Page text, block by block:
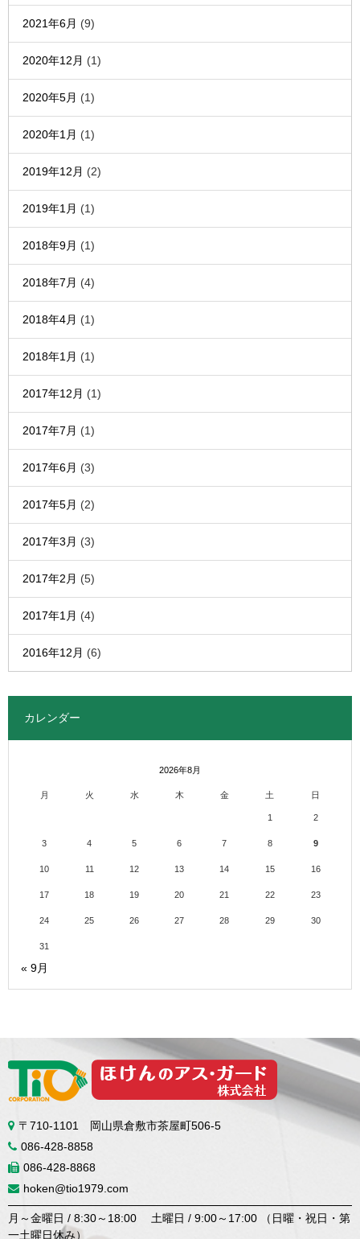
2021年6月 (9)
2020年12月 (1)
2020年5月 (1)
2020年1月 (1)
2019年12月 (2)
2019年1月 (1)
2018年9月 (1)
2018年7月 (4)
2018年4月 (1)
2018年1月 (1)
2017年12月 (1)
2017年7月 (1)
2017年6月 (3)
2017年5月 (2)
2017年3月 (3)
2017年2月 (5)
2017年1月 (4)
2016年12月 (6)
カレンダー
2026年8月
月 火 水 木 金 土 日
1 2
3 4 5 6 7 8 9
10 11 12 13 14 15 16
17 18 19 20 21 22 23
24 25 26 27 28 29 30
31
« 9月
〒710-1101 岡山県倉敷市茶屋町506-5
086-428-8858
086-428-8868
hoken@tio1979.com
月～金曜日 / 8:30～18:00 土曜日 / 9:00～17:00 （日曜・祝日・第
一土曜日休み）